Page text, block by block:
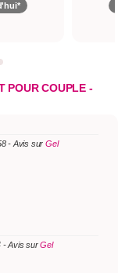
POUR COUPLE -
- Avis sur Gel
- Avis surGel